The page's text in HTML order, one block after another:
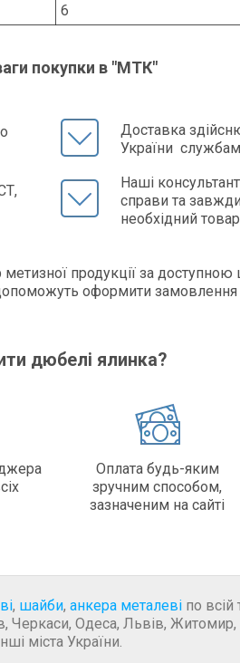
6
покупки в "МТК"
Доставка
України
Наші
справи та
необхідний
продукції за
оформити замовлення
дюбелі ялинка?
Оплата будь-яким
зручним способом,
зазначеним на сайті
, шайби, анкера металеві по всій
Одеса, Львів, Житомир,
міста України.